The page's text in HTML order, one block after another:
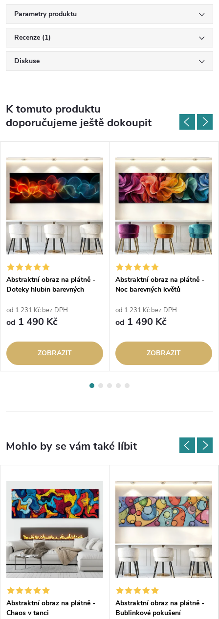
Parametry produktu
Recenze (1)
Diskuse
K tomuto produktu
doporučujeme ještě dokoupit
Abstraktní obraz na plátně -
Doteky hlubin barevných
od 1 231 Kč bez DPH
od 1 490 Kč
ZOBRAZIT
Abstraktní obraz na plátně -
Noc barevných květů
od 1 231 Kč bez DPH
od 1 490 Kč
ZOBRAZIT
Abstraktní obraz na plátně -
Chaos v tanci
Abstraktní obraz na plátně -
Bublinkové pokušení